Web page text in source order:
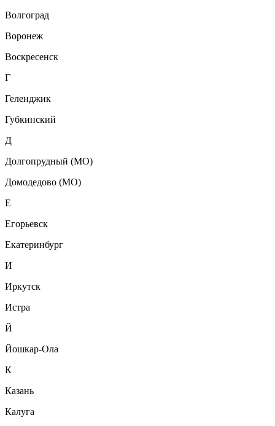
Волгоград
Воронеж
Воскресенск
Г
Геленджик
Губкинский
Д
Долгопрудный (МО)
Домодедово (МО)
Е
Егорьевск
Екатеринбург
И
Иркутск
Истра
Й
Йошкар-Ола
К
Казань
Калуга